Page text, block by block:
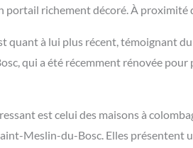
portail richement décoré. À proximité
quant à lui plus récent, témoignant
qui a été récemment rénovée
est celui des maisons à
Meslin-du-Bosc. Elles présentent